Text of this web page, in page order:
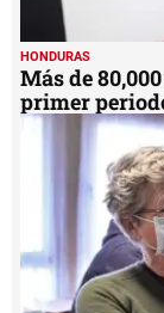
HONDURAS
Más de
primer